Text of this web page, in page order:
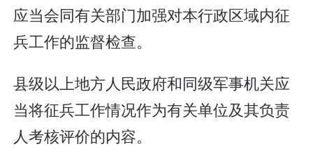
应当会同有关部门加强对本行政区域内征
兵工作的监督检查。
县级以上地方人民政府和同级军事机关应
当将征兵工作情况作为有关单位及其负责
人考核评价的内容。